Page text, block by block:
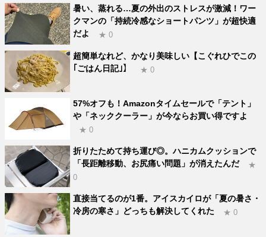
暑い、蒸れる…夏の外出のストレスが激減！ワー
クマンの「持続冷感なショートパンツ」が超快適
だよ
★ 0
超簡単なれど、かなり美味しい【こぐれひでこの
｢ごはん日記｣】
★ 0
57%オフも！Amazonタイムセールで「テント」
や「ネッククーラー」が今ならお買い得ですよ
★ 0
折りたためて持ち運び◎。ハニカムクッションで
「長距離移動、お尻痛い問題」が消えたんだ
★
0
直接当てるのが1番。アイスカイロが「夏の暑さ・
冷房の寒さ」どっちも解決してくれた
★ 0